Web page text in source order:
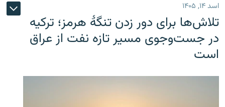
اسد ۱۴, ۱۴۰۵
تلاش‌ها برای دور زدن تنگۀ هرمز؛ ترکیه
در جست‌وجوی مسیر تازه نفت از عراق
است